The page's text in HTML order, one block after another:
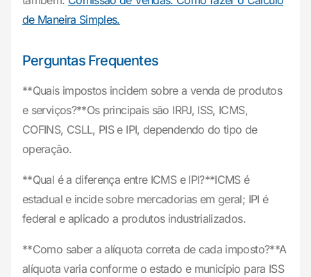
de Maneira Simples.
Perguntas Frequentes
**Quais impostos incidem sobre a venda de produtos
e serviços?**Os principais são IRPJ, ISS, ICMS,
COFINS, CSLL, PIS e IPI, dependendo do tipo de
operação.
**Qual é a diferença entre ICMS e IPI?**ICMS é
estadual e incide sobre mercadorias em geral; IPI é
federal e aplicado a produtos industrializados.
**Como saber a alíquota correta de cada imposto?**A
alíquota varia conforme o estado e município para ISS